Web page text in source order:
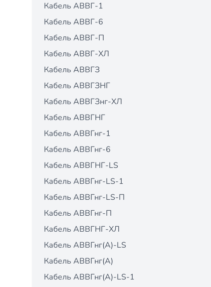
Кабель АВВГ-1
Кабель АВВГ-6
Кабель АВВГ-П
Кабель АВВГ-ХЛ
Кабель АВВГЗ
Кабель АВВГЗНГ
Кабель АВВГЗнг-ХЛ
Кабель АВВГНГ
Кабель АВВГнг-1
Кабель АВВГнг-6
Кабель АВВГНГ-LS
Кабель АВВГнг-LS-1
Кабель АВВГнг-LS-П
Кабель АВВГнг-П
Кабель АВВГНГ-ХЛ
Кабель АВВГнг(A)-LS
Кабель АВВГнг(А)
Кабель АВВГнг(А)-LS-1